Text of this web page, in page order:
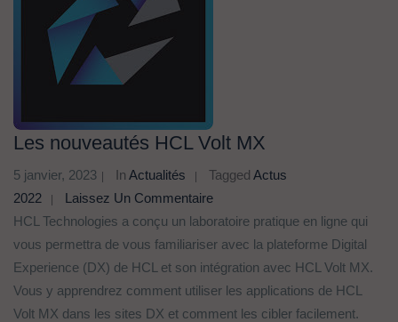
Les nouveautés HCL Volt MX
5 janvier, 2023 In Actualités Tagged Actus
2022
Laissez Un Commentaire
HCL Technologies a conçu un laboratoire pratique en ligne qui
vous permettra de vous familiariser avec la plateforme Digital
Experience (DX) de HCL et son intégration avec HCL Volt MX.
Vous y apprendrez comment utiliser les applications de HCL
Volt MX dans les sites DX et comment les cibler facilement.